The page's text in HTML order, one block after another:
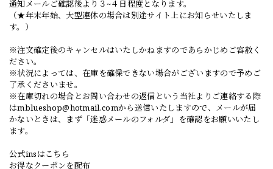
通知メールご確認後より３~４日程度となります。
（★年末年始、大型連休の場合は別途サイト上にお知らせいたしま
す。）
※注文確定後のキャンセルはいたしかねますのであらかじめご容赦く
ださい。
※状況によっては、在庫を確保できない場合がございますので予めご
了承くださいませ。
※在庫切れの場合とお問い合わせの返信という当社よりご連絡する際
はmblueshop@hotmail.comから送信いたしますので、メールが届
かないときは、まず「迷惑メールのフォルダ」を確認をお願いいたし
ます。
公式insはこちら
お得なクーポンを配布